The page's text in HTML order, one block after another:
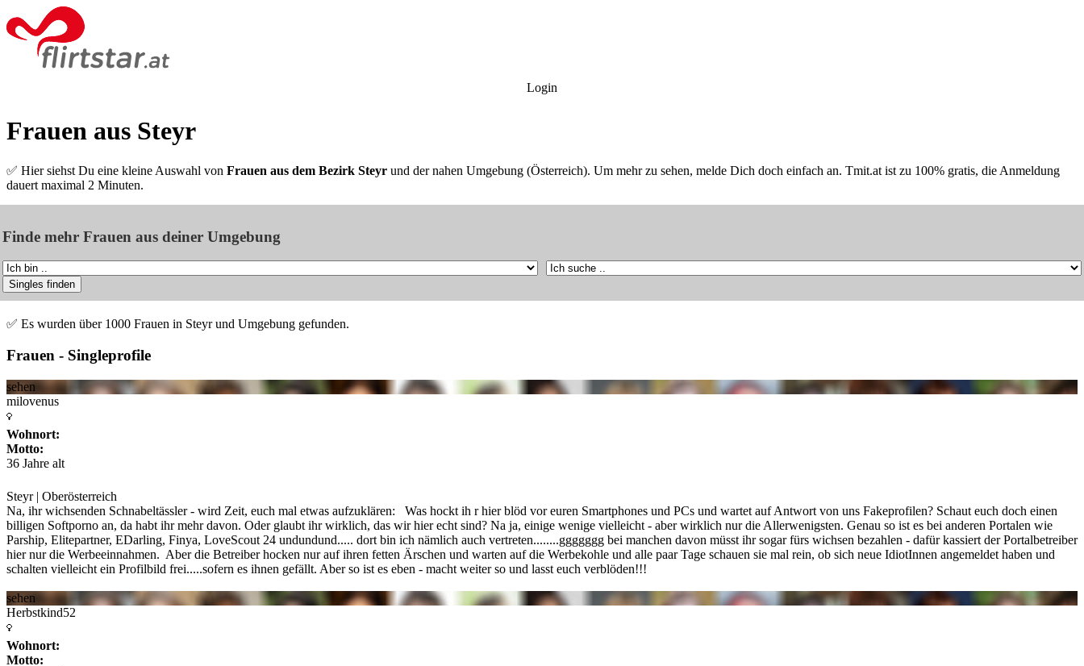
Login
Frauen aus Steyr
✅ Hier siehst Du eine kleine Auswahl von Frauen aus dem Bezirk Steyr und der nahen Umgebung (Österreich). Um mehr zu sehen, melde Dich doch einfach an. Tmit.at ist zu 100% gratis, die Anmeldung
dauert maximal 2 Minuten.
Finde mehr Frauen aus deiner Umgebung
✅ Es wurden über 1000 Frauen in Steyr und Umgebung gefunden.
Frauen - Singleprofile
sehen
milovenus
Wohnort:
Motto:
36 Jahre alt
Steyr | Oberösterreich
Na, ihr wichsenden Schnabeltässler - wird Zeit, euch mal etwas aufzuklären: Was hockt ih r hier blöd vor euren Smartphones und PCs und wartet auf Antwort von uns Fakeprofilen? Schaut euch doch einen
billigen Softporno an, da habt ihr mehr davon. Oder glaubt ihr wirklich, das wir hier echt sind? Na ja, einige wenige vielleicht - aber wirklich nur die Allerwenigsten. Genau so ist es bei anderen Portalen wie
Parship, Elitepartner, EDarling, Finya, LoveScout 24 undundund..... dort bin ich nämlich auch vertreten........ggggggg bei manchen davon müsst ihr sogar fürs wichsen bezahlen - dafür kassiert der Portalbetreiber
hier nur die Werbeeinnahmen. Aber die Betreiber hocken nur auf ihren fetten Ärschen und warten auf die Werbekohle und alle paar Tage schauen sie mal rein, ob sich neue IdiotInnen angemeldet haben und
schalten vielleicht ein Profilbild frei.....sofern es ihnen gefällt. Aber so ist es eben - macht weiter so und lasst euch verblöden!!!
sehen
Herbstkind52
Wohnort:
Motto: